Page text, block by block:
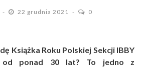
22 grudnia 2021 0
Książka Roku Polskiej Sekcji IBBY
od ponad 30 lat? To jedno z